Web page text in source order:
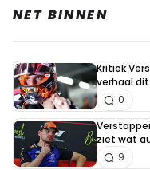
NET BINNEN
Kritiek
verhaal
0
ziet wat
9